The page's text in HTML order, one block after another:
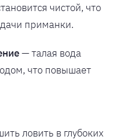
чистой, что
приманки.
— талая вода
что повышает
ловить в глубоких